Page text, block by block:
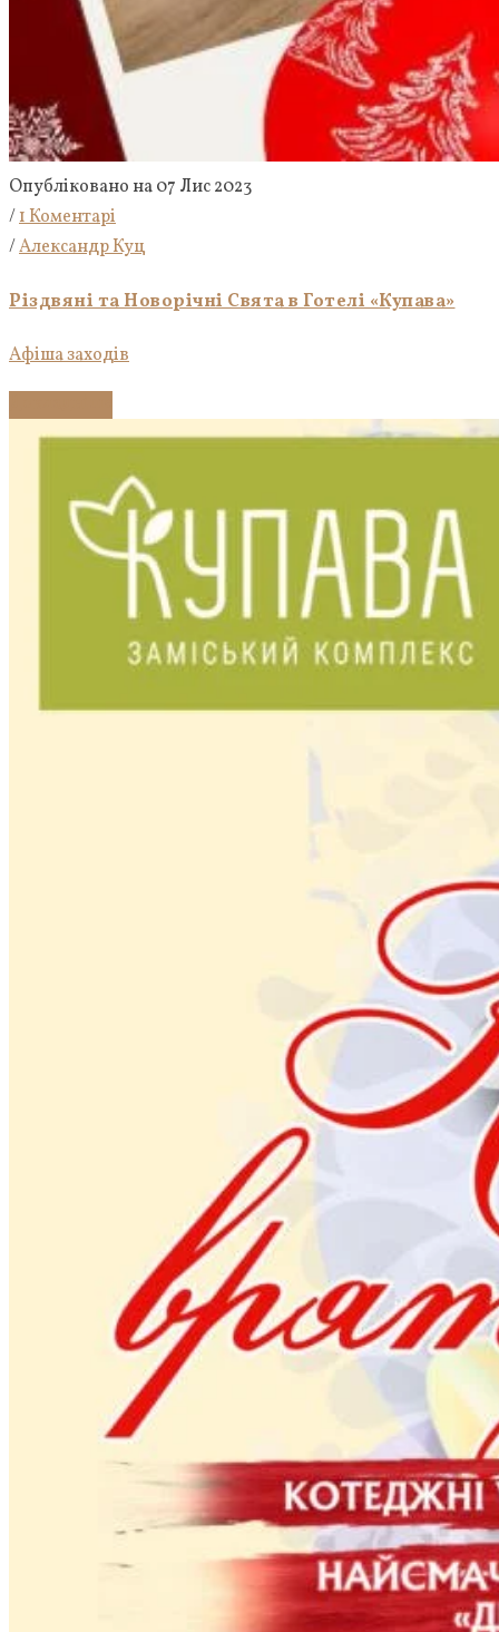
Опубліковано на 07 Лис 2023
/1 Коментарі
/Александр Куц
Різдвяні та Новорічні Свята в Готелі «Купава»
Афіша заходів